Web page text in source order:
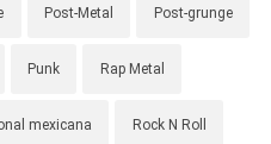
Post-Metal Post-grunge
Punk Rap Metal
mexicana Rock N Roll